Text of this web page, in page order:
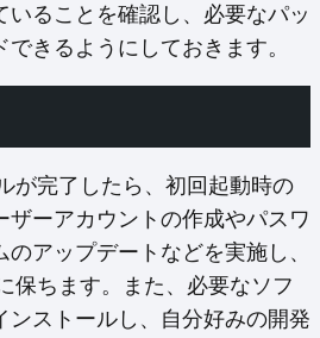
いることを確認し、必要なパッ
きるようにしておきます。
が完了したら、初回起動時の
ザーアカウントの作成やパスワ
アップデートなどを実施し、
保ちます。また、必要なソフ
ンストールし、自分好みの開発